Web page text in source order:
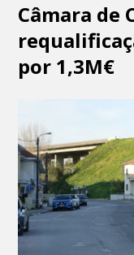
Câmara de
por 1,3M€